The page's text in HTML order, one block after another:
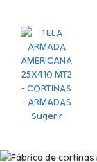
Sugerir